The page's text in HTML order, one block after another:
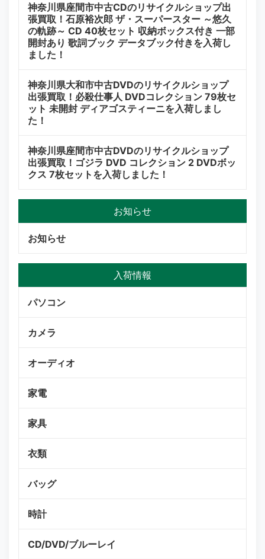
神奈川県座間市中古CDのリサイクルショップ出
張買取！石原裕次郎 ザ・スーパースター ～悠久
の軌跡～ CD 40枚セット 収納ボックス付き 一部
開封あり 歌詞ブック データブック付きを入荷し
ました！
神奈川県大和市中古DVDのリサイクルショップ
出張買取！必殺仕事人 DVDコレクション 79枚セ
ット 未開封 ディアゴスティーニを入荷しまし
た！
神奈川県座間市中古DVDのリサイクルショップ
出張買取！ゴジラ DVD コレクション 2 DVDボッ
クス 7枚セットを入荷しました！
お知らせ
お知らせ
入荷情報
パソコン
カメラ
オーディオ
家電
家具
衣類
バッグ
時計
CD/DVD/ブルーレイ